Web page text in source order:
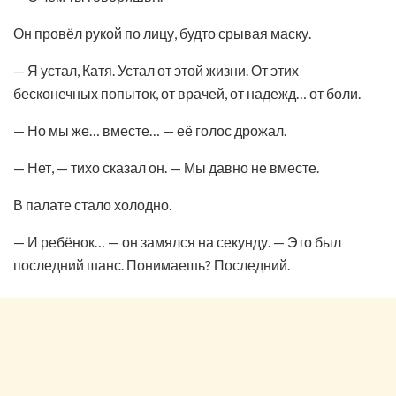
Он провёл рукой по лицу, будто срывая маску.
— Я устал, Катя. Устал от этой жизни. От этих
бесконечных попыток, от врачей, от надежд… от боли.
— Но мы же… вместе… — её голос дрожал.
— Нет, — тихо сказал он. — Мы давно не вместе.
В палате стало холодно.
— И ребёнок… — он замялся на секунду. — Это был
последний шанс. Понимаешь? Последний.